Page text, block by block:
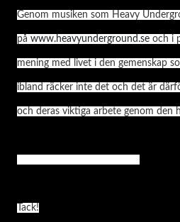
Genom musiken som Heavy
på www.heavyunderground.se och i
mening med livet i den gemenskap
ibland räcker inte det och det är
och deras viktiga arbete genom den
Tack!